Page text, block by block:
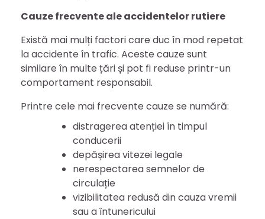
Cauze frecvente ale accidentelor rutiere
Există mai mulți factori care duc în mod repetat
la accidente în trafic. Aceste cauze sunt
similare în multe țări și pot fi reduse printr-un
comportament responsabil.
Printre cele mai frecvente cauze se numără:
distragerea atenției în timpul
conducerii
depășirea vitezei legale
nerespectarea semnelor de
circulație
vizibilitatea redusă din cauza vremii
sau a întunericului